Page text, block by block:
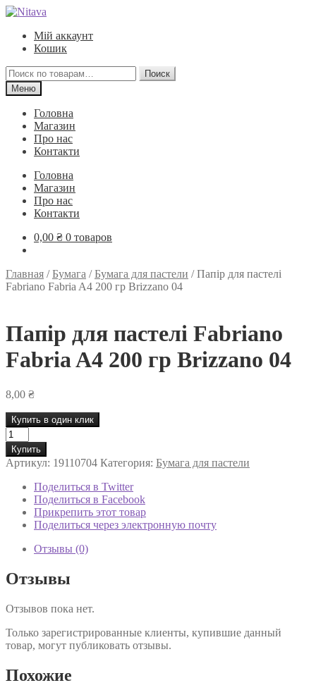
Перейти
навигации
Перейти
содержимому
Мій аккаунт
Кошик
Искать:
Поиск
Меню
Головна
Магазин
Про нас
Контакти
Головна
Магазин
Про нас
Контакти
0,00 ₴ 0 товаров
Главная /Бумага /Бумага для пастели /Папір для пастелі
Fabriano Fabria A4 200 гр Brizzano 04
Папір для пастелі Fabriano
Fabria A4 200 гр Brizzano 04
8,00 ₴
Купить в один клик
Количество
товара
Папір
для
пастелі
Fabriano
Fabria
04
Купить
Артикул: 19110704 Категория: Бумага для пастели
Поделиться в Twitter
Поделиться в Facebook
Прикрепить этот товар
Поделиться через электронную почту
Отзывы (0)
Отзывы
Отзывов пока нет.
Только зарегистрированные клиенты, купившие данный
товар, могут публиковать отзывы.
Похожие